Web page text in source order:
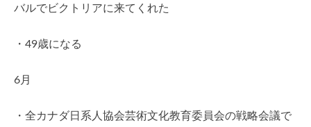
バルでビクトリアに来てくれた
・49歳になる
6月
・全カナダ日系人協会芸術文化教育委員会の戦略会議で